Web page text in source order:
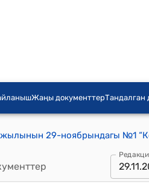
Жаңы документтерТандалган